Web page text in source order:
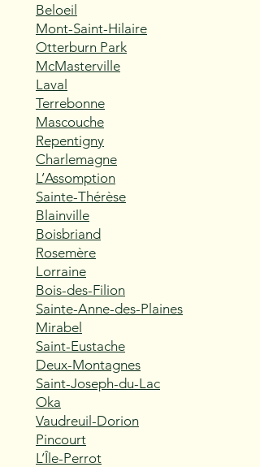
Beloeil
Mont-Saint-Hilaire
Otterburn Park
McMasterville
Laval
Terrebonne
Mascouche
Repentigny
Charlemagne
L’Assomption
Sainte-Thérèse
Blainville
Boisbriand
Rosemère
Lorraine
Bois-des-Filion
Sainte-Anne-des-Plaines
Mirabel
Saint-Eustache
Deux-Montagnes
Saint-Joseph-du-Lac
Oka
Vaudreuil-Dorion
Pincourt
L’Île-Perrot